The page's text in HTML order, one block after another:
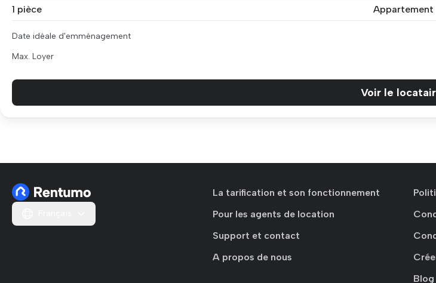
1 pièce Appartement
Date idéale d'emménagement
Max. Loyer
Voir le
La tarification et son fonctionnement
Pour les agents de location
Support et contact
A propos de nous
Blog